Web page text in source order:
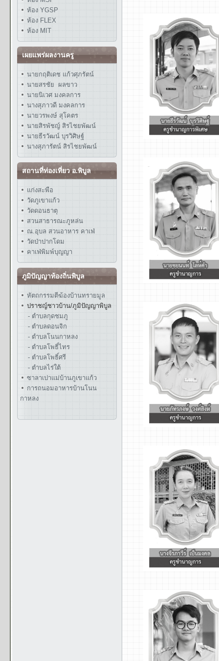
ห้อง YGSP
ห้อง FLEX
ห้อง MIT
เผยแพร่ผลงานครู
นายกฤติเดช แก้วศุภรัตน์
นายสรชัย ผลขาว
นายนิเวศ มงคลการ
นางสุภาวดี มงคลการ
นายวรพงษ์ สุโคตร
นายสิรพัชญ์ สิรไชยพัฒน์
นายธีรวัฒน์ บุรวิศิษฐ์
นางสุภารัตน์ สิรไชยพัฒน์
สถานที่ท่องเที่ยว อ.พิบูล
แก่งสะพือ
วัดภูเขาแก้ว
วัดดอนธาตุ
สวนสาธารณะภูหล่น
ณ.อุบล สวนอาหาร คาเฟ่
วัดป่าปากโดม
คาเฟ่พิมพ์บุญญา
ภูมิปัญญาท้องถิ่นพิบูล
หัตถกรรมตีฆ้องบ้านทรายมูล
ปราชญ์ชาวบ้าน/ภูมิปัญญาพิบูล
- ตำบลกุดชมภู
- ตำบลดอนจิก
- ตำบลโนนกาหลง
- ตำบลโพธิ์ไทร
- ตำบลโพธิ์ศรี
- ตำบลไร่ใต้
ซาลาเปาแม่บ้านภูเขาแก้ว
การถนอมอาหารบ้านโนน
กาหลง